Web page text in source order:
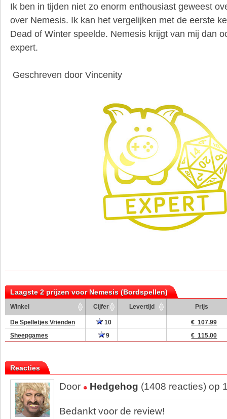
Ik ben in tijden niet zo enorm enthousiast geweest
over Nemesis. Ik kan het vergelijken met de eerste
Dead of Winter speelde. Nemesis krijgt van mij dan
expert.
Geschreven door Vincenity
Laagste 2 prijzen voor Nemesis (Bordspellen)
Winkel Cijfer Levertijd Prijs
De Spelletjes Vrienden 10
€ 107.99
Sheepgames
9 € 115.00
Reacties
Door Hedgehog (1408 reacties) op
Bedankt voor de review!